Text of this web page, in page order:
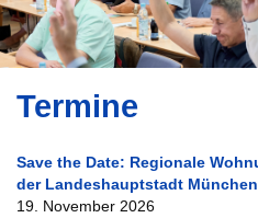
Termine
Save the Date: Regionale
der Landeshauptstadt München
19. November 2026